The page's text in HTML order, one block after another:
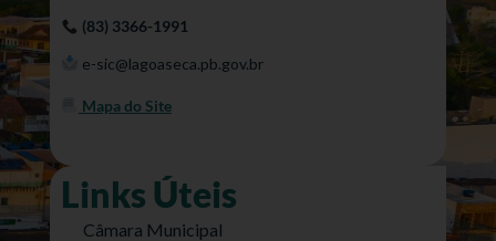
(83) 3366-1991
e-sic@lagoaseca.pb.gov.br
Mapa do Site
Links Úteis
Câmara Municipal